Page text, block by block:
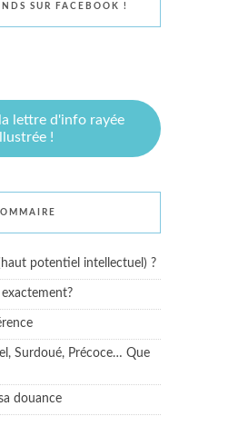
SUR FACEBOOK !
lettre d'info rayée
!
potentiel intellectuel) ?
exactement?
Surdoué, Précoce… Que
douance